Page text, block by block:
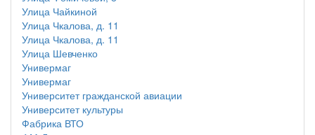
Улица Чайкиной
Улица Чкалова, д. 11
Улица Чкалова, д. 11
Улица Шевченко
Универмаг
Универмаг
Университет гражданской авиации
Университет культуры
Фабрика ВТО